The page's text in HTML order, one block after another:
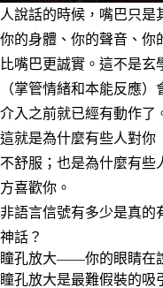
人說話的時候，嘴巴只是
你的身體、你的聲音、你
比嘴巴更誠實。這不是
（掌管情緒和本能反應
介入之前就已經有動作了
這就是為什麼有些人對你
不舒服；也是為什麼有些
方喜歡你。
非語言信號有多少是真的
神話？
瞳孔放大——你的眼睛在
瞳孔放大是最難假裝的吸